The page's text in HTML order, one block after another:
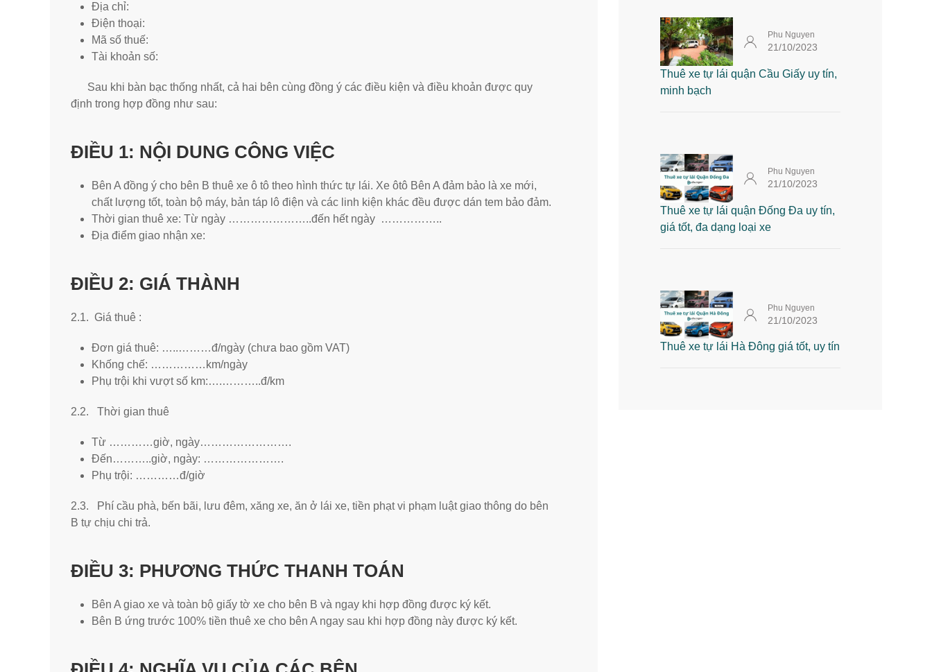
Địa chỉ:
Điện thoại:
Mã số thuế:
Tài khoản số:
Sau khi bàn bạc thống nhất, cả hai bên cùng đồng ý các điều kiện và điều khoản được quy
định trong hợp đồng như sau:
ĐIỀU 1: NỘI DUNG CÔNG VIỆC
Bên A đồng ý cho bên B thuê xe ô tô theo hình thức tự lái. Xe ôtô Bên A đảm bảo là xe mới,
chất lượng tốt, toàn bộ máy, bản táp lô điện và các linh kiện khác đều được dán tem bảo đảm.
Thời gian thuê xe: Từ ngày …………………..đến hết ngày ……………..
Địa điểm giao nhận xe:
ĐIỀU 2: GIÁ THÀNH
2.1. Giá thuê :
Đơn giá thuê: …..………đ/ngày (chưa bao gồm VAT)
Khống chế: ……………km/ngày
Phụ trội khi vượt số km:….………..đ/km
2.2. Thời gian thuê
Từ …………giờ, ngày…………………….
Đến………..giờ, ngày: ………………….
Phụ trội: …………đ/giờ
2.3. Phí cầu phà, bến bãi, lưu đêm, xăng xe, ăn ở lái xe, tiền phạt vi phạm luật giao thông do bên
B tự chịu chi trả.
ĐIỀU 3: PHƯƠNG THỨC THANH TOÁN
Bên A giao xe và toàn bộ giấy tờ xe cho bên B và ngay khi hợp đồng được ký kết.
Bên B ứng trước 100% tiền thuê xe cho bên A ngay sau khi hợp đồng này được ký kết.
Phu Nguyen
21/10/2023
Thuê xe tự lái quận Cầu Giấy uy tín,
minh bạch
Phu Nguyen
21/10/2023
Thuê xe tự lái quận Đống Đa uy tín,
giá tốt, đa dạng loại xe
Phu Nguyen
21/10/2023
Thuê xe tự lái Hà Đông giá tốt, uy tín